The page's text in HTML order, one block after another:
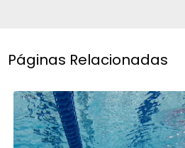
Páginas Relacionadas